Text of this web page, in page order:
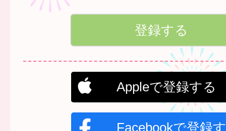
Appleで登録する
Facebookで登録